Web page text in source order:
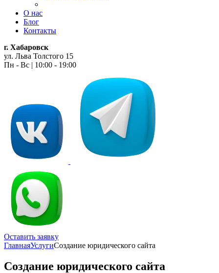
О нас
Блог
Контакты
г. Хабаровск
ул. Льва Толстого 15
Пн - Вс | 10:00 - 19:00
Оставить заявку
ГлавнаяУслугиСоздание юридического сайта
Создание юридического сайта